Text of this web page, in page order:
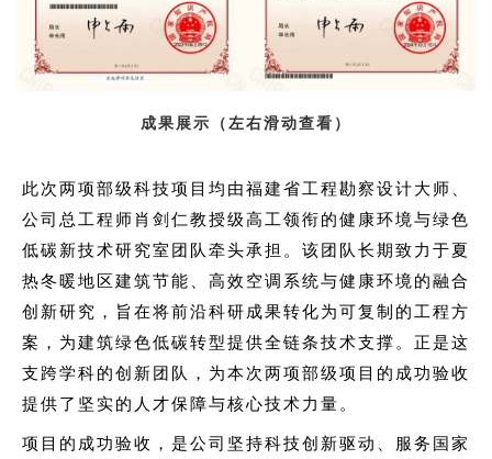
成果展示（左右滑动查看）
此次两项部级科技项目均由福建省工程勘察设计大师、
公司总工程师肖剑仁教授级高工领衔的健康环境与绿色
低碳新技术研究室团队牵头承担。该团队长期致力于夏
热冬暖地区建筑节能、高效空调系统与健康环境的融合
创新研究，旨在将前沿科研成果转化为可复制的工程方
案，为建筑绿色低碳转型提供全链条技术支撑。正是这
支跨学科的创新团队，为本次两项部级项目的成功验收
提供了坚实的人才保障与核心技术力量。
项目的成功验收，是公司坚持科技创新驱动、服务国家